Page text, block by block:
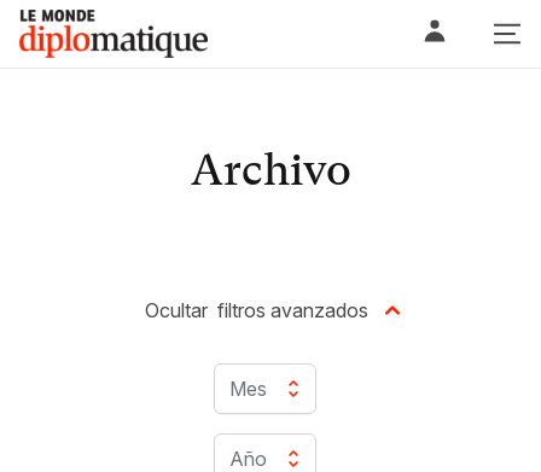
Skip
content
Le monde diplomatique
Archivo
Mes
Año
Ocultar filtros avanzados